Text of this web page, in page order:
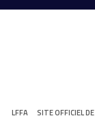
Skip
LFFA
SITE OFFICIEL